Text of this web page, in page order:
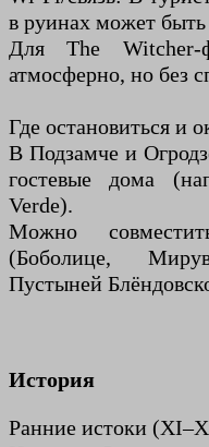
в руинах может быть
Для The
атмосферно, но без
Где остановиться и
В Подзамче и
гостевые дома
Verde).
Можно
(Боболице,
Пустыней
История
Ранние истоки